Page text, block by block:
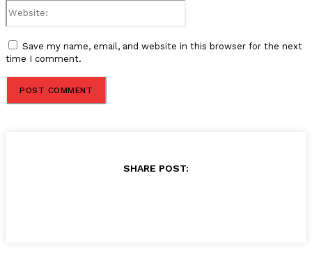
Save my name, email, and website in this browser for the next
time I comment.
SHARE POST: